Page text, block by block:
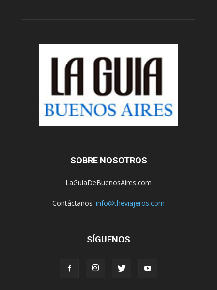
SOBRE NOSOTROS
LaGuiaDeBuenosAires.com
Contáctanos: info@theviajeros.com
SÍGUENOS